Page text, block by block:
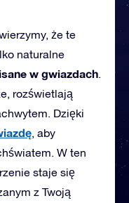
że te
naturalne
w gwiazdach.
rozświetlają
Dzięki
, aby
W ten
staje się
z Twoją